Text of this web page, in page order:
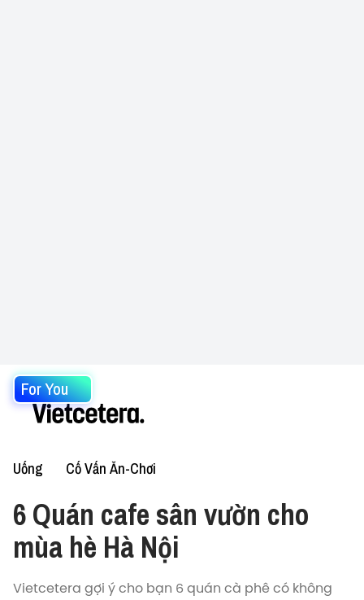
For You
Uống Cố Vấn Ăn-Chơi
6 Quán cafe sân vườn cho
mùa hè Hà Nội
Vietcetera gợi ý cho bạn 6 quán cà phê có không